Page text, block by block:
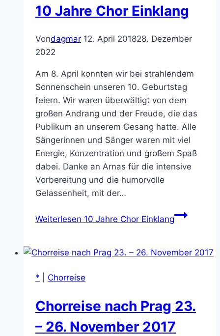
10 Jahre Chor Einklang
Vondagmar 12. April 201828. Dezember
2022
Am 8. April konnten wir bei strahlendem
Sonnenschein unseren 10. Geburtstag
feiern. Wir waren überwältigt von dem
großen Andrang und der Freude, die das
Publikum an unserem Gesang hatte. Alle
Sängerinnen und Sänger waren mit viel
Energie, Konzentration und großem Spaß
dabei. Danke an Arnas für die intensive
Vorbereitung und die humorvolle
Gelassenheit, mit der…
Weiterlesen 10 Jahre Chor Einklang
* Chorreise
Chorreise nach Prag 23.
– 26. November 2017